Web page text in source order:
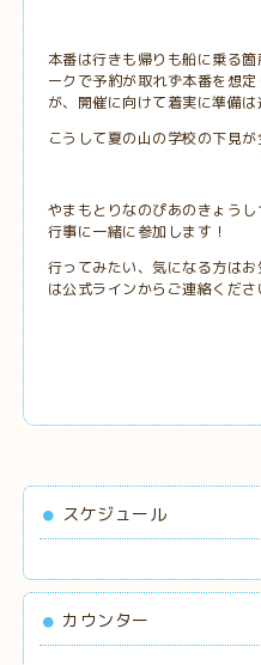
本番は行きも帰りも船に乗る
ークで予約が取れず本番を想
が、開催に向けて着実に準備は
こうして夏の山の学校の下見
やまもとりなのぴあのきょう
行事に一緒に参加します！
行ってみたい、気になる方は
は公式ラインからご連絡くださ
スケジュール
カウンター